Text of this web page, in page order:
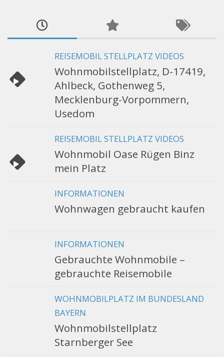
REISEMOBIL STELLPLATZ VIDEOS
Wohnmobilstellplatz, D-17419,
Ahlbeck, Gothenweg 5,
Mecklenburg-Vorpommern,
Usedom
REISEMOBIL STELLPLATZ VIDEOS
Wohnmobil Oase Rügen Binz
mein Platz
INFORMATIONEN
Wohnwagen gebraucht kaufen
INFORMATIONEN
Gebrauchte Wohnmobile –
gebrauchte Reisemobile
WOHNMOBILPLATZ IM BUNDESLAND
BAYERN
Wohnmobilstellplatz
Starnberger See